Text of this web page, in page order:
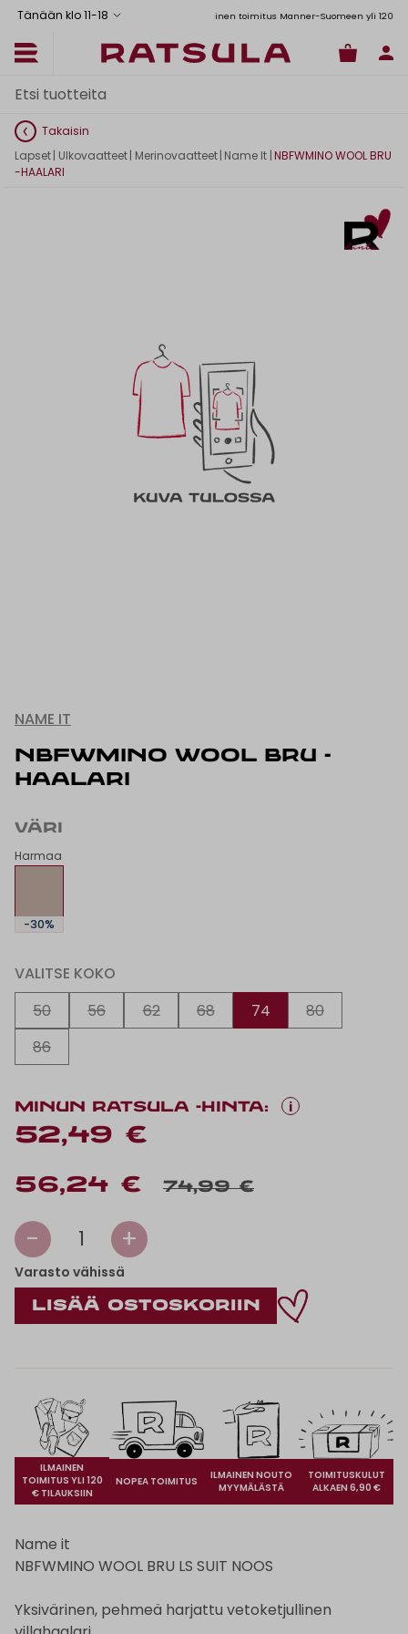
Tänään klo 11-18
Toimituskulut alk. 6,90€Ilmainen toimitus Manner-Suomeen yli 120 euron
Takaisin
Lapset| Ulkovaatteet| Merinovaatteet | Name It |NBFWMINO WOOL BRU
-HAALARI
NAME IT
NBFWMINO WOOL BRU -
HAALARI
VÄRI
Harmaa
-30%
VALITSE KOKO
50
56 62 68 74
80
86
MINUN RATSULA -HINTA: i
52,49 €
56,24 € 74,99 €
- 1 +
Varasto vähissä
ILMAINEN
TOIMITUS YLI 120
€ TILAUKSIIN
NOPEA TOIMITUS
ILMAINEN NOUTO
MYYMÄLÄSTÄ
TOIMITUSKULUT
ALKAEN 6,90 €
Name it
NBFWMINO WOOL BRU LS SUIT NOOS
Yksivärinen, pehmeä harjattu vetoketjullinen